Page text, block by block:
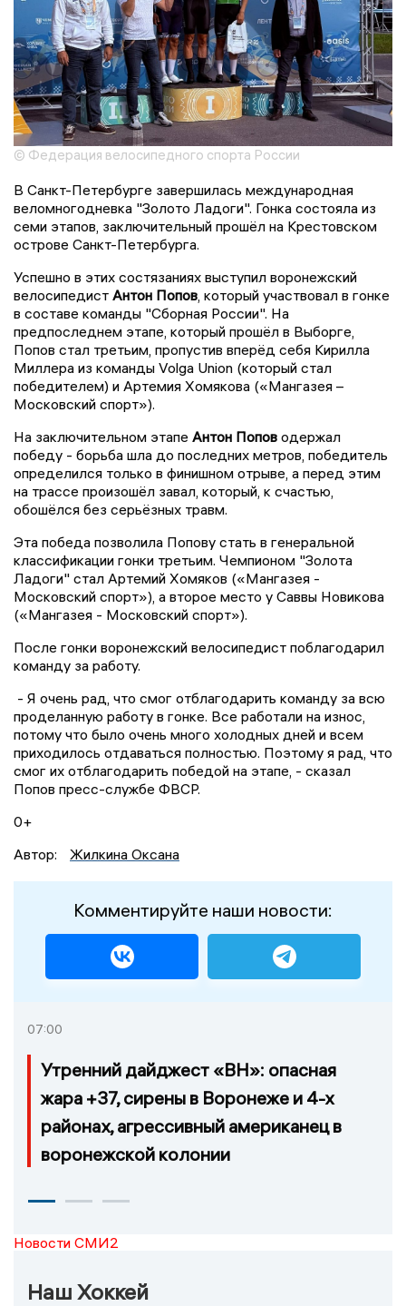
© Федерация велосипедного спорта России
В Санкт-Петербурге завершилась международная
веломногодневка "Золото Ладоги". Гонка состояла из
семи этапов, заключительный прошёл на Крестовском
острове Санкт-Петербурга.
Успешно в этих состязаниях выступил воронежский
велосипедист Антон Попов , который участвовал в гонке
в составе команды "Сборная России". На
предпоследнем этапе, который прошёл в Выборге,
Попов стал третьим, пропустив вперёд себя Кирилла
Миллера из команды Volga Union (который стал
победителем) и Артемия Хомякова («Мангазея –
Московский спорт»).
На заключительном этапе Антон Попов одержал
победу - борьба шла до последних метров, победитель
определился только в финишном отрыве, а перед этим
на трассе произошёл завал, который, к счастью,
обошёлся без серьёзных травм.
Эта победа позволила Попову стать в генеральной
классификации гонки третьим. Чемпионом "Золота
Ладоги" стал Артемий Хомяков («Мангазея -
Московский спорт»), а второе место у Саввы Новикова
(«Мангазея - Московский спорт»).
После гонки воронежский велосипедист поблагодарил
команду за работу.
- Я очень рад, что смог отблагодарить команду за всю
проделанную работу в гонке. Все работали на износ,
потому что было очень много холодных дней и всем
приходилось отдаваться полностью. Поэтому я рад, что
смог их отблагодарить победой на этапе, - сказал
Попов пресс-службе ФВСР.
0+
Автор:
Жилкина Оксана
Комментируйте наши новости:
07:00
Утренний дайджест «ВН»: опасная
жара +37, сирены в Воронеже и 4-х
районах, агрессивный американец в
воронежской колонии
Новости СМИ2
Наш Хоккей